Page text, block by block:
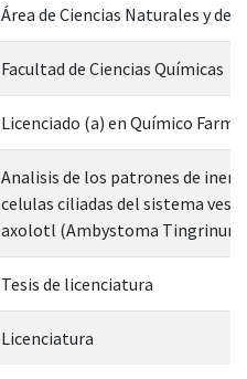
Área de Ciencias Naturales y de
Facultad de Ciencias Químicas
Licenciado (a) en Químico
Analisis de los patrones de
celulas ciliadas del sistema
axolotl (Ambystoma Tingrinum)
Tesis de licenciatura
Licenciatura